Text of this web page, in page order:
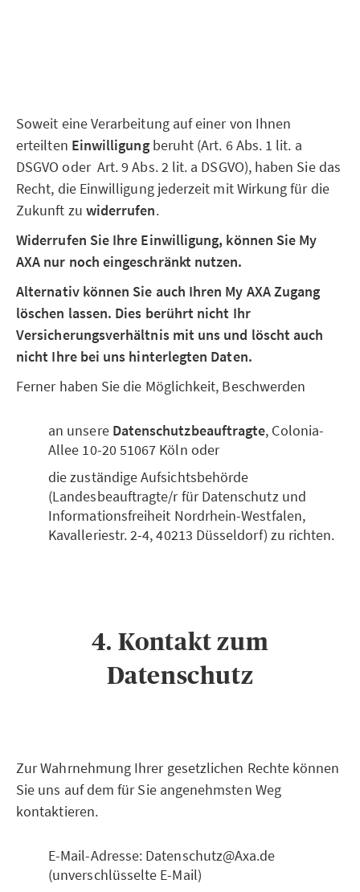
Soweit eine Verarbeitung auf einer von Ihnen
erteilten Einwilligungberuht (Art. 6 Abs. 1 lit. a
DSGVO oder Art. 9 Abs. 2 lit. a DSGVO), haben Sie das
Recht, die Einwilligung jederzeit mit Wirkung für die
Zukunft zu widerrufen.
Widerrufen Sie Ihre Einwilligung, können Sie My
AXA nur noch eingeschränkt nutzen.
Alternativ können Sie auch Ihren My AXA Zugang
löschen lassen. Dies berührt nicht Ihr
Versicherungsverhältnis mit uns und löscht auch
nicht Ihre bei uns hinterlegten Daten.
Ferner haben Sie die Möglichkeit, Beschwerden
an unsere Datenschutzbeauftragte, Colonia-
Allee 10-20 51067 Köln oder
die zuständige Aufsichtsbehörde
(Landesbeauftragte/r für Datenschutz und
Informationsfreiheit Nordrhein-Westfalen,
Kavalleriestr. 2-4, 40213 Düsseldorf) zu richten.
4. Kontakt zum
Datenschutz
Zur Wahrnehmung Ihrer gesetzlichen Rechte können
Sie uns auf dem für Sie angenehmsten Weg
kontaktieren.
E-Mail-Adresse: Datenschutz@Axa.de
(unverschlüsselte E-Mail)